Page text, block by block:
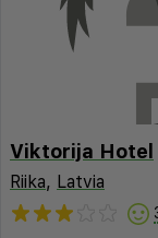
Viktorija Hotel
Riika, Latvia